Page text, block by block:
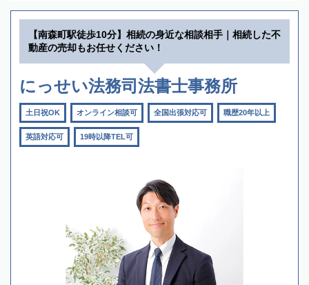
【南森町駅徒歩10分】相続の身近な相談相手｜相続した不
動産の売却もお任せください！
にっせい法務司法書士事務所
土日祝OK オンライン相談可 全国出張対応可 職歴20年以上
英語対応可 19時以降TEL可